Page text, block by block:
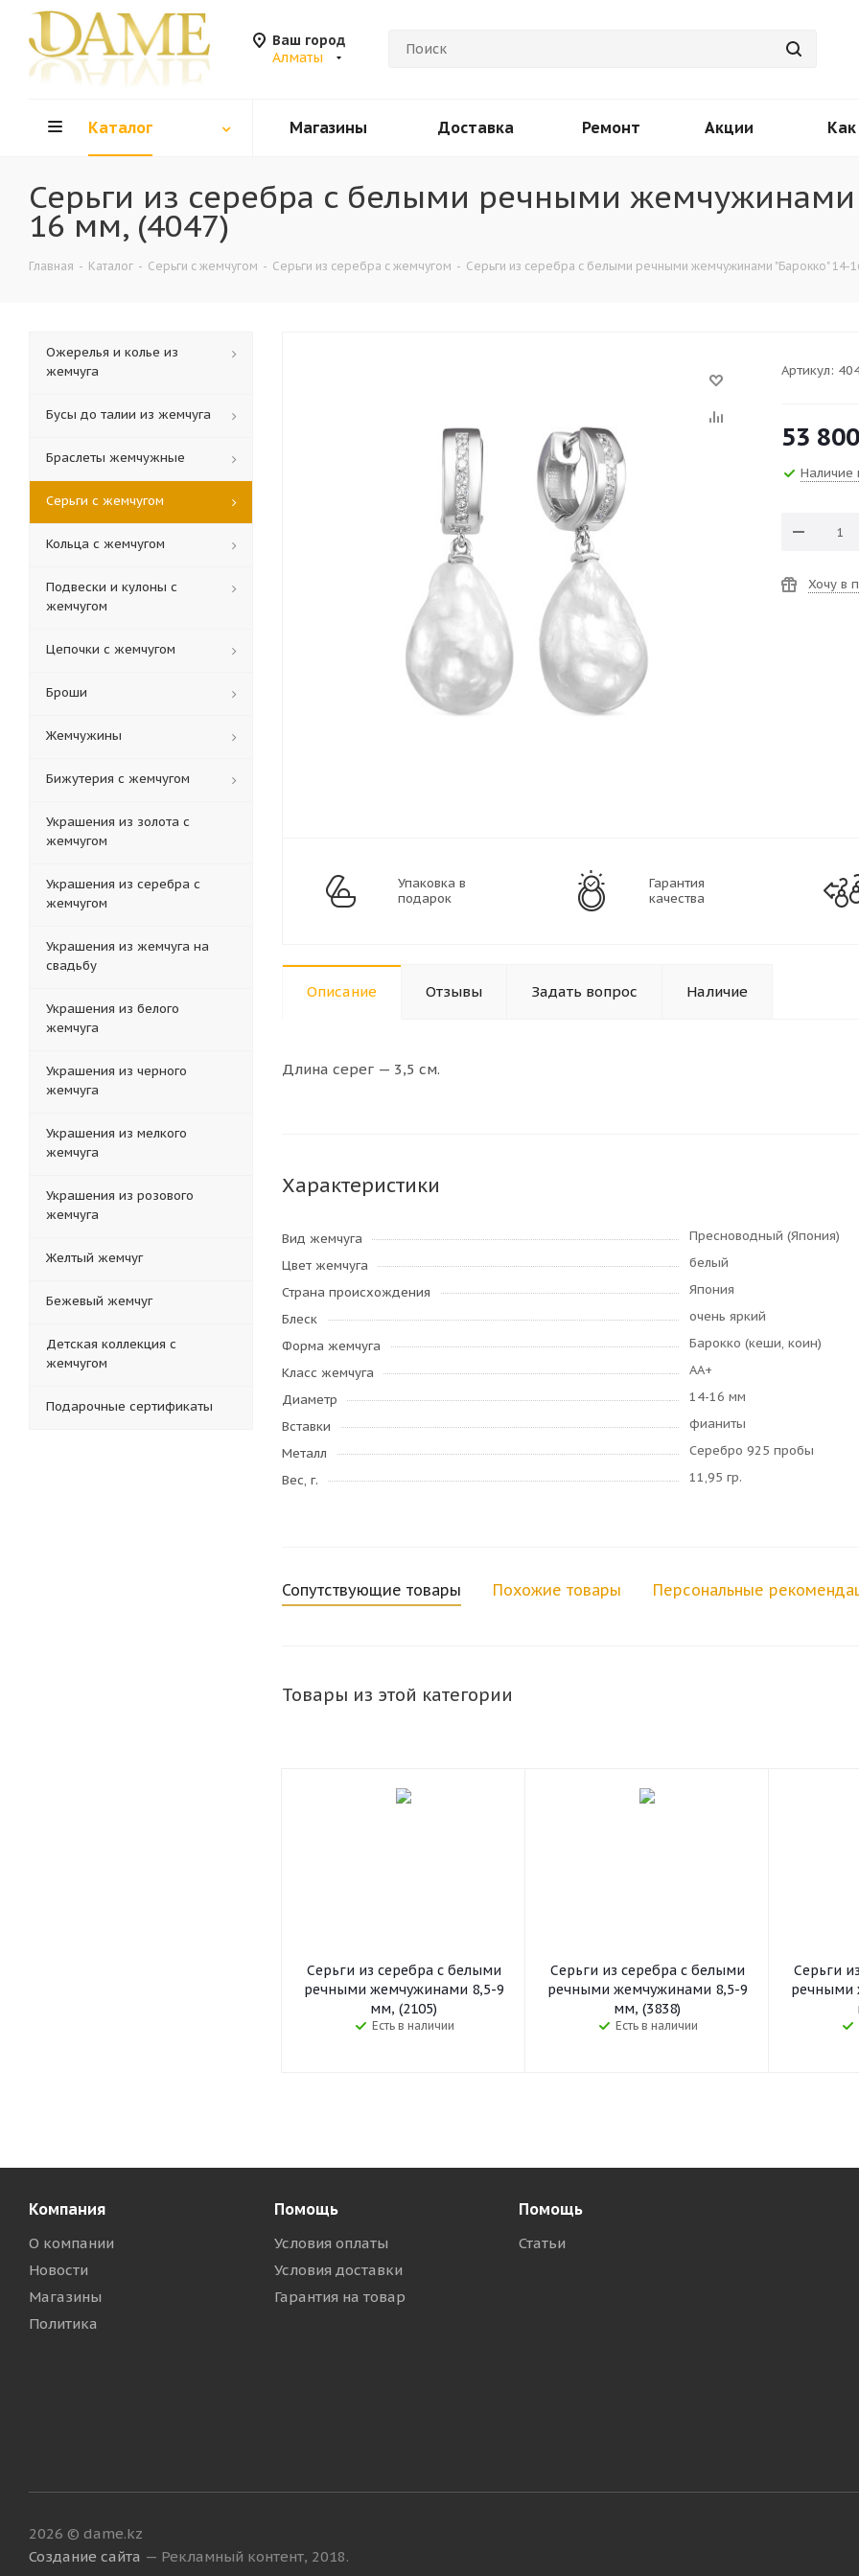
Ваш город
Алматы
Каталог Магазины Доставка Ремонт Акции Как
Серьги из серебра c белыми речными жемчужинами
16 мм, (4047)
Главная - Каталог - Серьги с жемчугом - Серьги из серебра с жемчугом - Серьги из серебра c белыми речными жемчужинами "Барокко" 14-
Артикул:
53 800
Наличие
Хочу в
Упаковка в
подарок
Гарантия
качества
Описание Отзывы Задать вопрос Наличие
Длина серег — 3,5 см.
Характеристики
Вид жемчуга
Пресноводный (Япония)
Цвет жемчуга
белый
Страна происхождения
Япония
Блеск
очень яркий
Форма жемчуга
Барокко (кеши, коин)
Класс жемчуга
AA+
Диаметр
14-16 мм
Вставки
фианиты
Металл
Серебро 925 пробы
Вес, г.
11,95 гр.
Сопутствующие товары Похожие товары Персональные
Товары из этой категории
Серьги из серебра с белыми
речными жемчужинами 8,5-9
мм, (2105)
Есть в наличии
Серьги из серебра с белыми
речными жемчужинами 8,5-9
мм, (3838)
Есть в наличии
Серьги
речными
Ожерелья и колье из
жемчуга
Бусы до талии из жемчуга
Браслеты жемчужные
Серьги с жемчугом
Кольца c жемчугом
Подвески и кулоны с
жемчугом
Цепочки с жемчугом
Броши
Жемчужины
Бижутерия с жемчугом
Украшения из золота с
жемчугом
Украшения из серебра с
жемчугом
Украшения из жемчуга на
свадьбу
Украшения из белого
жемчуга
Украшения из черного
жемчуга
Украшения из мелкого
жемчуга
Украшения из розового
жемчуга
Желтый жемчуг
Бежевый жемчуг
Детская коллекция с
жемчугом
Подарочные сертификаты
Компания
О компании
Новости
Магазины
Политика
Помощь
Условия оплаты
Условия доставки
Гарантия на товар
Помощь
Статьи
2026 © dame.kz
Создание сайта — Рекламный контент, 2018.